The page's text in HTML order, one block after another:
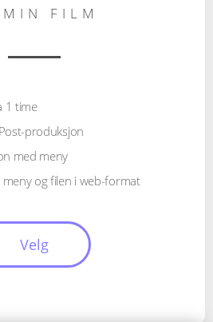
FILM
1 time
produksjon
med meny
meny og filen i web-format
Velg